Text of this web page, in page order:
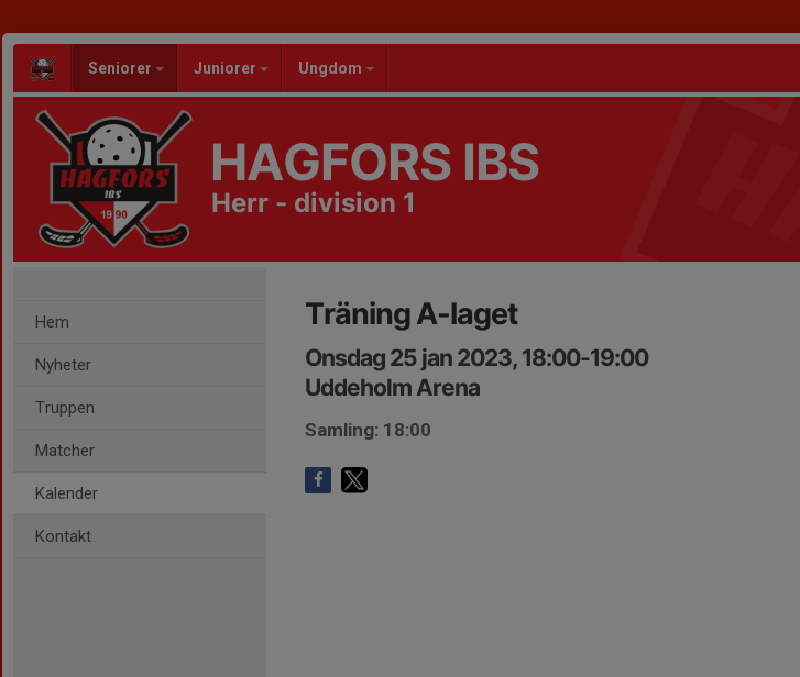
Seniorer Juniorer Ungdom
HAGFORS IBS
Herr - division 1
Hem
Nyheter
Truppen
Matcher
Kalender
Kontakt
Träning A-laget
Onsdag 25 jan 2023, 18:00-19:00
Uddeholm Arena
Samling: 18:00